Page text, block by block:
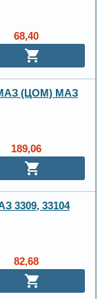
68,40
МАЗ (ЦОМ) МАЗ
189,06
3309, 33104
82,68